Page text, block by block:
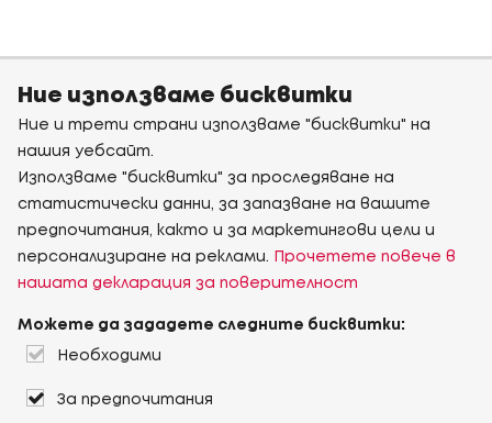
Ние използваме бисквитки
Ние и трети страни използваме "бисквитки" на
нашия уебсайт.
Използваме "бисквитки" за проследяване на
статистически данни, за запазване на вашите
предпочитания, както и за маркетингови цели и
персонализиране на реклами.
Прочетете повече в
нашата декларация за поверителност
Можете да зададете следните бисквитки:
Необходими
За предпочитания